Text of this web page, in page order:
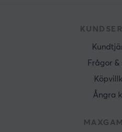
Frågor &
Ångra